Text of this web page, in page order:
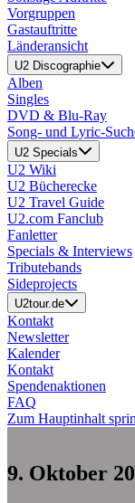
Vorgruppen
Gastauftritte
Länderansicht
U2 Discographie
Alben
Singles
DVD & Blu-Ray
Song- und Lyric-
U2 Specials
U2 Wiki
U2 Bücherecke
U2 Travel Guide
U2.com Fanclub
Fanletter
Specials & Interviews
Tributebands
Sideprojects
U2tour.de
Kontakt
Newsletter
Kalender
Kontakt
Spendenaktionen
FAQ
Zum Hauptinhalt
9. Oktober